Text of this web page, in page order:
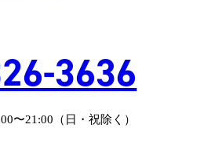
3636
〜21:00（日・祝除く）